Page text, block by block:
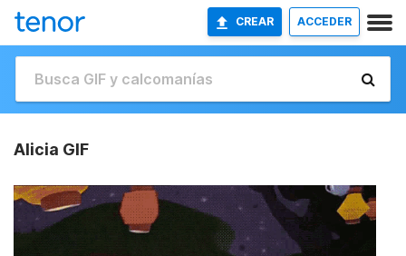
CREAR ACCEDER
Alicia GIF